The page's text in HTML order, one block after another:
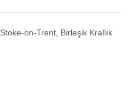
Stoke-on-Trent, Birleşik Krallık